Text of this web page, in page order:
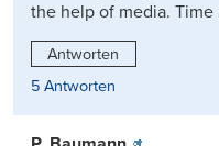
the help of media.
Antworten
5 Antworten